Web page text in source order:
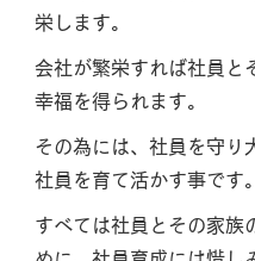
栄します。
会社が繁栄すれば社員と
幸福を得られます。
その為には、社員を守り
社員を育て活かす事です。
すべては社員とその家族